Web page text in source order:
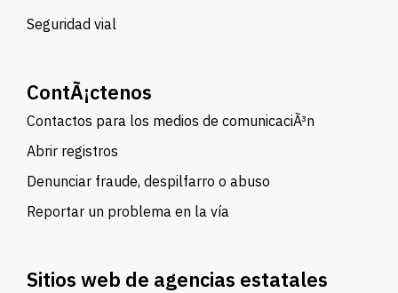
Seguridad vial
ContÃ¡ctenos
Contactos para los medios de comunicaciÃ³n
Abrir registros
Denunciar fraude, despilfarro o abuso
Reportar un problema en la vía
Sitios web de agencias estatales